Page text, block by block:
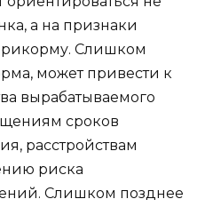
а на признаки
Слишком
может привести к
вырабатываемого
сроков
расстройствам
риска
Слишком позднее